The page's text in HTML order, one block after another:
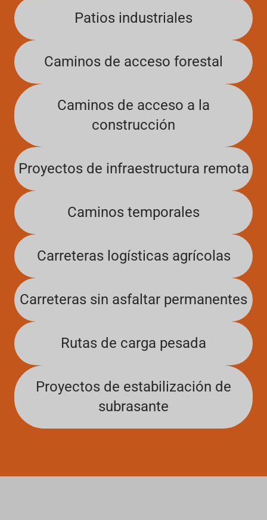
Patios industriales
Caminos de acceso forestal
Caminos de acceso a la
construcción
Proyectos de infraestructura remota
Caminos temporales
Carreteras logísticas agrícolas
Carreteras sin asfaltar permanentes
Rutas de carga pesada
Proyectos de estabilización de
subrasante